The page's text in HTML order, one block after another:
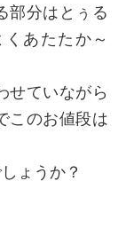
部分はとぅる
あたたか～
せていながら
このお値段は
ょうか？